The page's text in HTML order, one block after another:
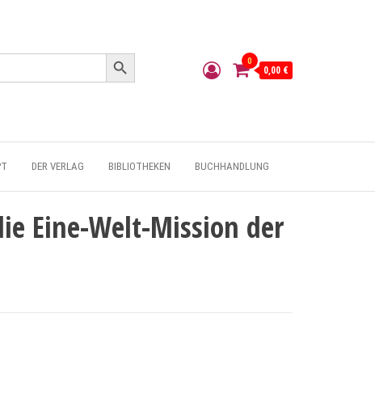
Search Button
0
0,00 €
DER VERLAG BIBLIOTHEKEN BUCHHANDLUNG
Eine-Welt-Mission der